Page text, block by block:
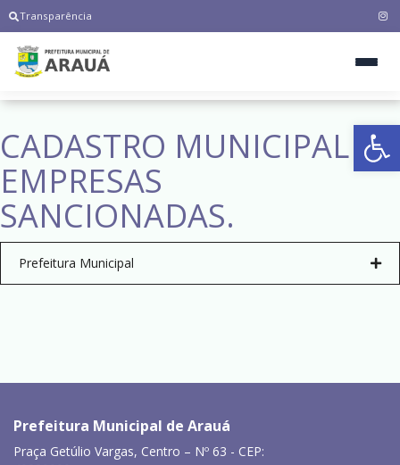
Transparência
CADASTRO MUNICIPAL DE
EMPRESAS
SANCIONADAS.
Prefeitura Municipal
Prefeitura Municipal de Arauá
Praça Getúlio Vargas, Centro – Nº 63 - CEP: